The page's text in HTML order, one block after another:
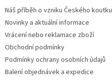
Náš příběh o vzniku Českého koutku
Novinky a aktuální informace
Vrácení nebo reklamace zboží
Obchodní podmínky
Podmínky ochrany osobních údajů
Balení objednávek a expedice